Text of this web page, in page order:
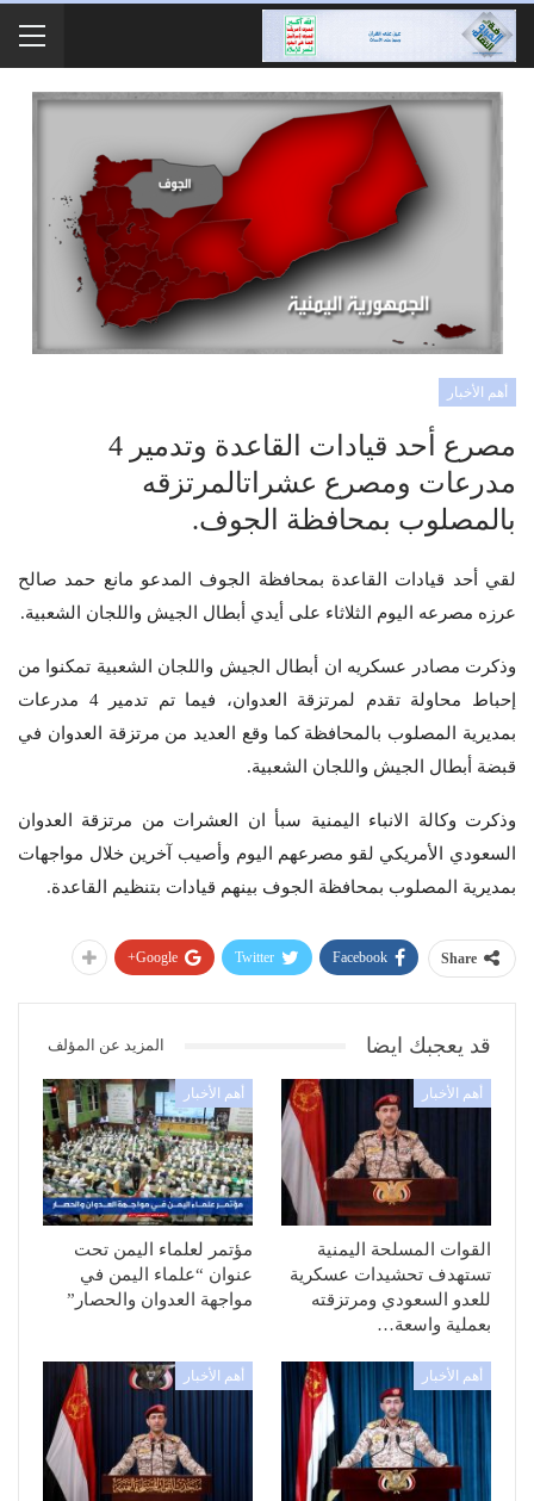
أهم الأخبار
مصرع أحد قيادات القاعدة وتدمير 4
مدرعات ومصرع عشراتالمرتزقه
بالمصلوب بمحافظة الجوف.
لقي أحد قيادات القاعدة بمحافظة الجوف المدعو مانع حمد صالح
عرزه مصرعه اليوم الثلاثاء على أيدي أبطال الجيش واللجان الشعبية.
وذكرت مصادر عسكريه ان أبطال الجيش واللجان الشعبية تمكنوا من
إحباط محاولة تقدم لمرتزقة العدوان، فيما تم تدمير 4 مدرعات
بمديرية المصلوب بالمحافظة كما وقع العديد من مرتزقة العدوان في
قبضة أبطال الجيش واللجان الشعبية.
وذكرت وكالة الانباء اليمنية سبأ ان العشرات من مرتزقة العدوان
السعودي الأمريكي لقو مصرعهم اليوم وأصيب آخرين خلال مواجهات
بمديرية المصلوب بمحافظة الجوف بينهم قيادات بتنظيم القاعدة.
Share
Facebook
Twitter
Google+
قد يعجبك ايضا المزيد عن المؤلف
أهم الأخبار
القوات المسلحة اليمنية
تستهدف تحشيدات عسكرية
للعدو السعودي ومرتزقته
بعملية واسعة…
أهم الأخبار
مؤتمر لعلماء اليمن تحت
عنوان “علماء اليمن في
مواجهة العدوان والحصار”
أهم الأخبار أهم الأخبار